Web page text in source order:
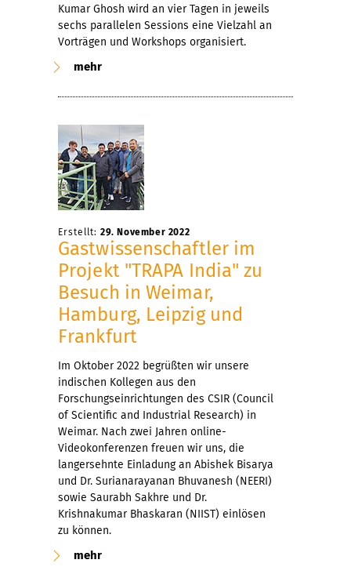
Kumar Ghosh wird an vier Tagen in jeweils
sechs parallelen Sessions eine Vielzahl an
Vorträgen und Workshops organisiert.
mehr
Erstellt: 29. November 2022
Gastwissenschaftler im
Projekt "TRAPA India" zu
Besuch in Weimar,
Hamburg, Leipzig und
Frankfurt
Im Oktober 2022 begrüßten wir unsere
indischen Kollegen aus den
Forschungseinrichtungen des CSIR (Council
of Scientific and Industrial Research) in
Weimar. Nach zwei Jahren online-
Videokonferenzen freuen wir uns, die
langersehnte Einladung an Abishek Bisarya
und Dr. Surianarayanan Bhuvanesh (NEERI)
sowie Saurabh Sakhre und Dr.
Krishnakumar Bhaskaran (NIIST) einlösen
zu können.
mehr